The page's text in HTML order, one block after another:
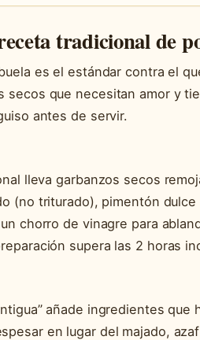
tradicional de
es el estándar contra el
secos que necesitan amor y
antes de servir.
lleva garbanzos secos
(no triturado), pimentón
chorro de vinagre para
supera las 2 horas
añade ingredientes
en lugar del majado,